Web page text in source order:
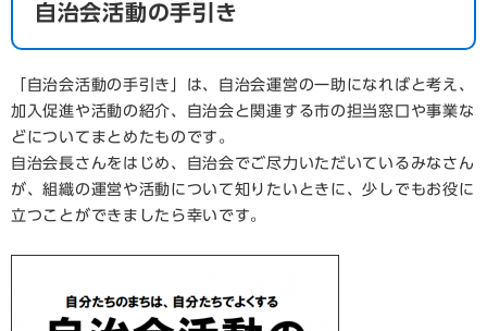
自治会活動の手引き
「自治会活動の手引き」は、自治会運営の一助になればと考え、
加入促進や活動の紹介、自治会と関連する市の担当窓口や事業な
どについてまとめたものです。
自治会長さんをはじめ、自治会でご尽力いただいているみなさん
が、組織の運営や活動について知りたいときに、少しでもお役に
立つことができましたら幸いです。